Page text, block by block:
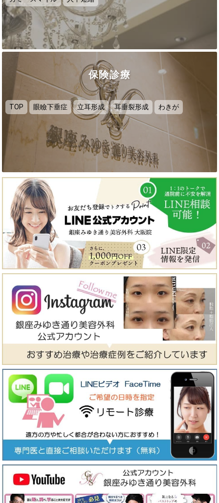
保険診療
TOP 眼瞼下垂症 立耳形成 耳垂裂形成 わきが